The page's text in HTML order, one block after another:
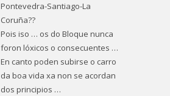
Pontevedra-Santiago-La
Coruña??
Pois iso … os do Bloque nunca
foron lóxicos o consecuentes …
En canto poden subirse o carro
da boa vida xa non se acordan
dos principios …